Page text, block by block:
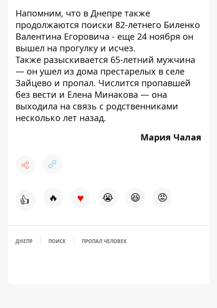
Напомним, что в Днепре также
продолжаются поиски 82-летнего Биленко
Валентина Егоровича - еще 24 ноября он
вышел на прогулку и исчез.
Также разыскивается 65-летний мужчина
— он ушел из дома престарелых в селе
Зайцево и пропал. Числится пропавшей
без вести и Елена Минакова — она
выходила на связь с родственниками
несколько лет назад.
Мария Чалая
👍 🔥 ♥ 😭 😆 😡
ДНЕПР ПОИСК ПРОПАЛ ЧЕЛОВЕК